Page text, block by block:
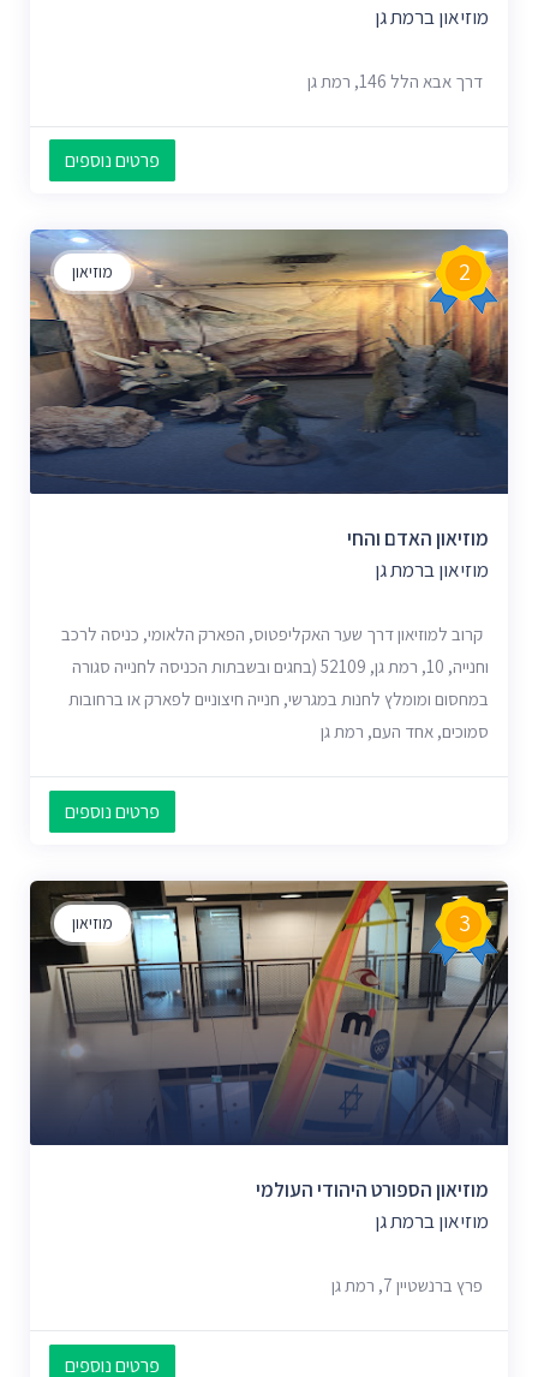
מוזיאון ברמת גן
דרך אבא הלל 146, רמת גן
פרטים נוספים
מוזיאון 2
מוזיאון האדם והחי
מוזיאון ברמת גן
קרוב למוזיאון דרך שער האקליפטוס, הפארק הלאומי, כניסה לרכב
וחנייה, 10, רמת גן, 52109 (בחגים ובשבתות הכניסה לחנייה סגורה
במחסום ומומלץ לחנות במגרשי, חנייה חיצוניים לפארק או ברחובות
סמוכים, אחד העם, רמת גן
פרטים נוספים
מוזיאון 3
מוזיאון הספורט היהודי העולמי
מוזיאון ברמת גן
פרץ ברנשטיין 7, רמת גן
פרטים נוספים